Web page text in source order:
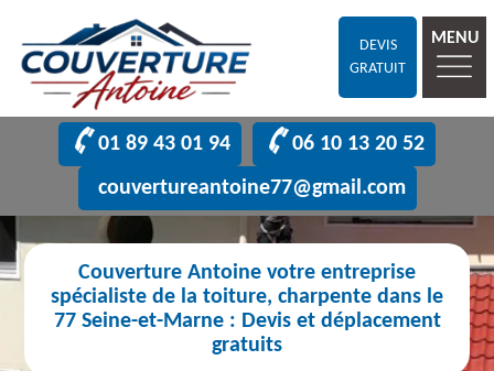
DEVIS
GRATUIT
MENU
01 89 43 01 94
06 10 13 20 52
couvertureantoine77@gmail.com
Couverture Antoine votre entreprise
spécialiste de la toiture, charpente dans le
77 Seine-et-Marne : Devis et déplacement
gratuits